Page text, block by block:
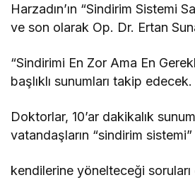
Harzadın’ın “Sindirim Sistemi
ve son olarak Op. Dr. Ertan
“Sindirimi En Zor Ama En
başlıklı sunumları takip edecek.
Doktorlar, 10’ar dakikalık
vatandaşların “sindirim sistemi”
kendilerine yönelteceği soruları